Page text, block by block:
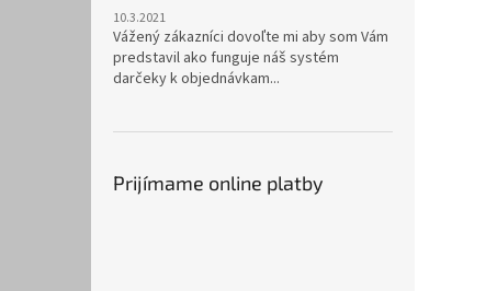
10.3.2021
Vážený zákazníci dovoľte mi aby som Vám
predstavil ako funguje náš systém
darčeky k objednávkam...
Prijímame online platby